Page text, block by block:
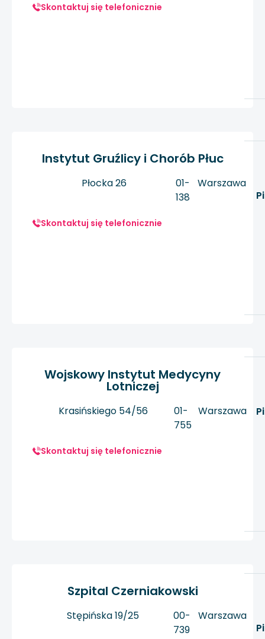
Skontaktuj się telefonicznie
Instytut Gruźlicy i Chorób Płuc
Płocka 26
01-
138
Warszawa
Skontaktuj się telefonicznie
Wojskowy Instytut Medycyny
Lotniczej
Krasińskiego 54/56
01-
755
Warszawa
Skontaktuj się telefonicznie
Szpital Czerniakowski
Stępińska 19/25
00-
739
Warszawa